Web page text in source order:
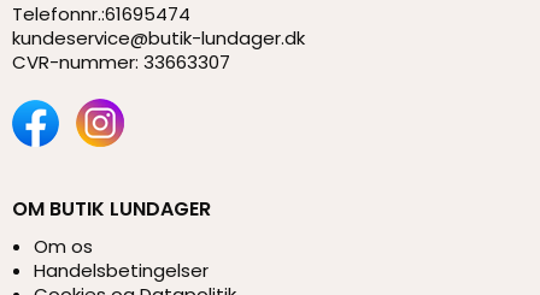
Telefonnr.:61695474
kundeservice@butik-lundager.dk
CVR-nummer: 33663307
OM BUTIK LUNDAGER
Om os
Handelsbetingelser